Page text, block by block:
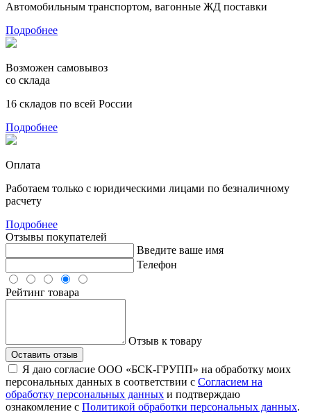
Автомобильным транспортом, вагонные ЖД поставки
Подробнее
Возможен самовывоз
со склада
16 складов по всей России
Подробнее
Оплата
Работаем только с юридическими лицами по безналичному
расчету
Подробнее
Отзывы покупателей
Введите ваше имя
Телефон
Рейтинг товара
Отзыв к товару
Оставить отзыв
Я даю согласие ООО «БСК-ГРУПП» на обработку моих
персональных данных в соответствии с Согласием на
обработку персональных данных и подтверждаю
ознакомление с Политикой обработки персональных данных.